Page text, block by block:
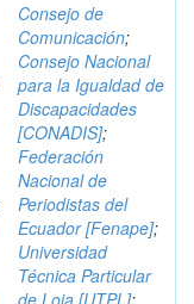
Consejo de
Comunicación;
Consejo Nacional
para la Igualdad de
Discapacidades
[CONADIS];
Federación
Nacional de
Periodistas del
Ecuador [Fenape];
Universidad
Técnica Particular
de Loja [UTPL];